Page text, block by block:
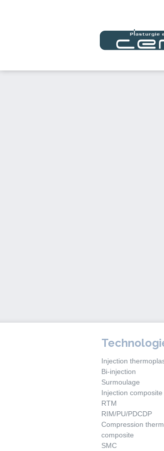
Injection
Bi-injection
Surmoulage
Injection composite
RTM
RIM/PU/PDCDP
Compression
composite
SMC